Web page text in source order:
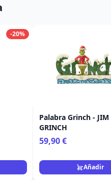
-20%
Palabra Grinch - JIM
GRINCH
59,90 €
Añadir